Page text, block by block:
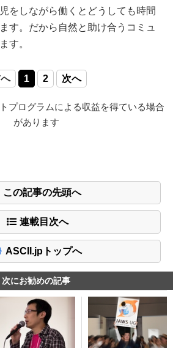
をしながら働くとどうしても時間
す。だから自然と助け合うコミュ
す。
1 2 次へ
プログラムによる収益を得ている場合
があります
この記事の先頭へ
連載目次へ
ASCII.jpトップへ
次にお勧めの記事